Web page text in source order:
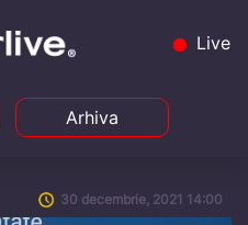
Live
Arhiva
30 decembrie, 2021 14:00